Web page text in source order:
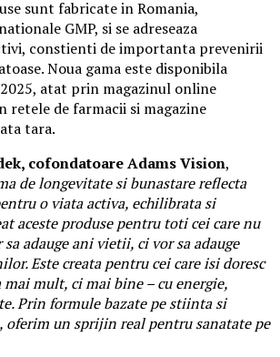
sunt fabricate in Romania,
GMP, si se adreseaza
constienti de importanta prevenirii
Noua gama este disponibila
atat prin magazinul online
retele de farmacii si magazine
tara.
cofondatoare Adams Vision,
de longevitate si bunastare reflecta
o viata activa, echilibrata si
aceste produse pentru toti cei care nu
adauge ani vietii, ci vor sa adauge
Este creata pentru cei care isi doresc
mai mult, ci mai bine – cu energie,
Prin formule bazate pe stiinta si
oferim un sprijin real pentru sanatate pe